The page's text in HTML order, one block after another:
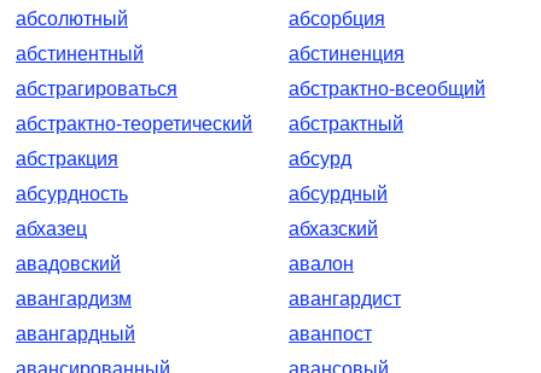
абсолютный
абсорбция
абстинентный
абстиненция
абстрагироваться
абстрактно-всеобщий
абстрактно-теоретический
абстрактный
абстракция
абсурд
абсурдность
абсурдный
абхазец
абхазский
авадовский
авалон
авангардизм
авангардист
авангардный
аванпост
авансированный
авансовый